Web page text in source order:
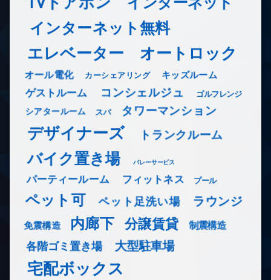
インターネット無料
エレベーター オートロック
オール電化 カーシェアリング キッズルーム
ゲストルーム コンシェルジュ ゴルフレンジ
シアタールーム スパ タワーマンション
デザイナーズ トランクルーム
バイク置き場 バレーサービス
パーティールーム フィットネス プール
ペット可 ペット足洗い場 ラウンジ
免震構造 内廊下 分譲賃貸 制震構造
各階ゴミ置き場 大型駐車場
宅配ボックス